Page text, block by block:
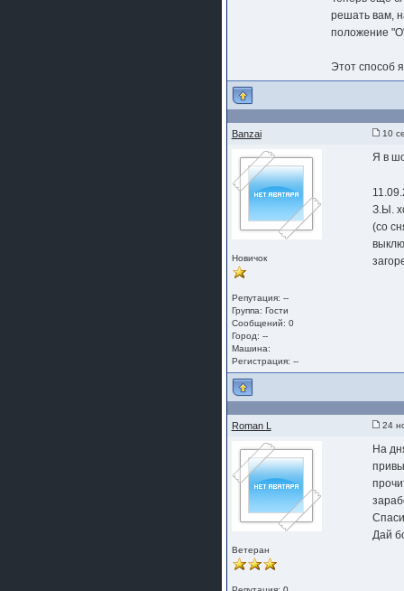
решать вам,
положение
Этот способ
Banzai 10
Новичок
Репутация: --
Группа: Гости
Сообщений: 0
Город: --
Машина:
Регистрация: --
Я в
З.Ы.
(со
Roman L 24
Ветеран
На
Дай